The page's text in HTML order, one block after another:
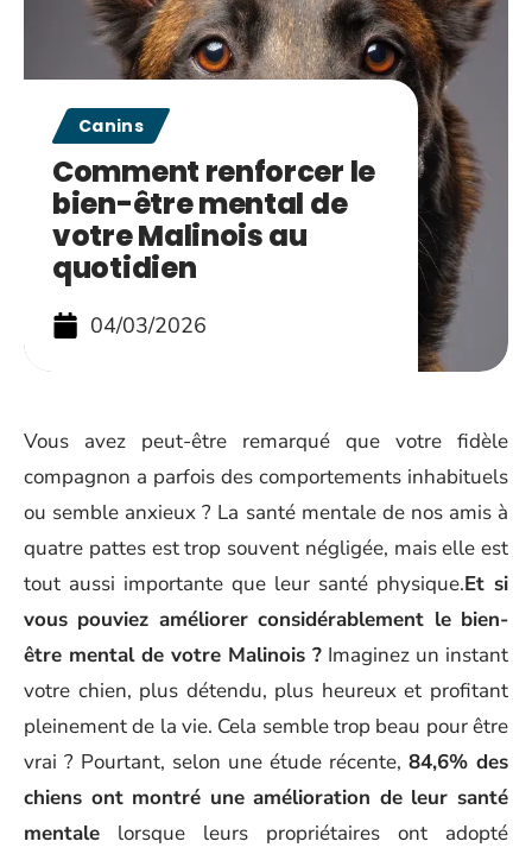
Canins
Comment renforcer le
bien-être mental de
votre Malinois au
quotidien
04/03/2026
Vous avez peut-être remarqué que votre fidèle
compagnon a parfois des comportements inhabituels
ou semble anxieux ? La santé mentale de nos amis à
quatre pattes est trop souvent négligée, mais elle est
tout aussi importante que leur santé physique.Et si
vous pouviez améliorer considérablement le bien-
être mental de votre Malinois ? Imaginez un instant
votre chien, plus détendu, plus heureux et profitant
pleinement de la vie. Cela semble trop beau pour être
vrai ? Pourtant, selon une étude récente, 84,6% des
chiens ont montré une amélioration de leur santé
mentale lorsque leurs propriétaires ont adopté